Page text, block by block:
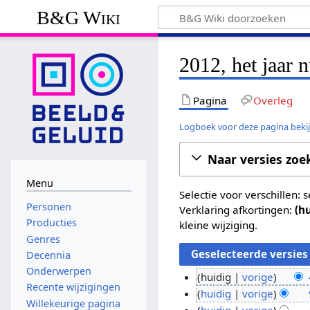
B&G Wiki
2012, het jaar
Pagina Overleg
Logboek voor deze pagina
Naar versies
Selectie voor verschillen:
Verklaring afkortingen:
kleine wijziging.
4
huidig vorige
G
e
huidig vorige
Menu
Personen
Producties
Genres
Decennia
Onderwerpen
Recente wijzigingen
Willekeurige pagina